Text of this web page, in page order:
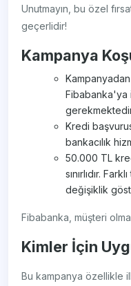
Unutmayın, bu özel
geçerlidir!
Kampanya
Fibabanka'ya
Kredi
bankacılık
50.000 TL
sınırlıdır.
değişiklik
Fibabanka, müşteri
Kimler İçin
Bu kampanya özellikle